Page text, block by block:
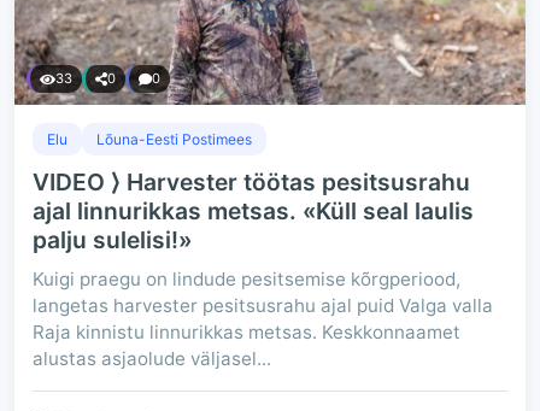
33 0 0
Elu Lõuna-Eesti Postimees
VIDEO ⟩ Harvester töötas pesitsusrahu
ajal linnurikkas metsas. «Küll seal laulis
palju sulelisi!»
Kuigi praegu on lindude pesitsemise kõrgperiood,
langetas harvester pesitsusrahu ajal puid Valga valla
Raja kinnistu linnurikkas metsas. Keskkonnaamet
alustas asjaolude väljasel...